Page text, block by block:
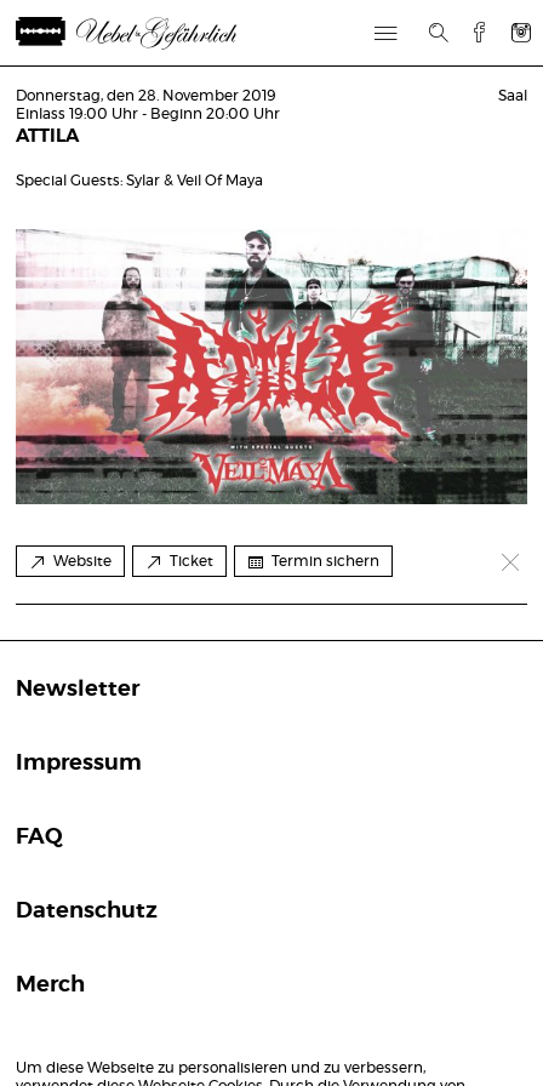
Donnerstag, den 28. November 2019
Einlass 19:00 Uhr - Beginn 20:00 Uhr
ATTILA
Saal
Special Guests: Sylar & Veil Of Maya
Website Ticket Termin sichern
Newsletter
Impressum
FAQ
Datenschutz
Merch
Um diese Webseite zu personalisieren und zu verbessern,